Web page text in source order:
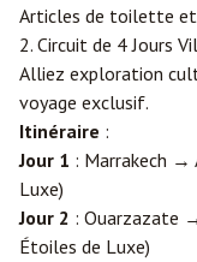
Articles de toilette et
2. Circuit de 4 Jours
Alliez exploration
voyage exclusif.
Itinéraire :
Jour 1 : Marrakech →
Luxe)
Jour 2 : Ouarzazate
Étoiles de Luxe)